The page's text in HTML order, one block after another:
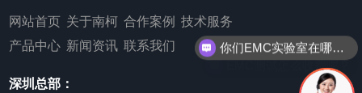
网站首页 关于南柯 合作案例
技术服务
产品中心 新闻资讯 联系我们
深圳总部：
你们EMC实验室在哪里呢？
EMC测试怎么收费呢？